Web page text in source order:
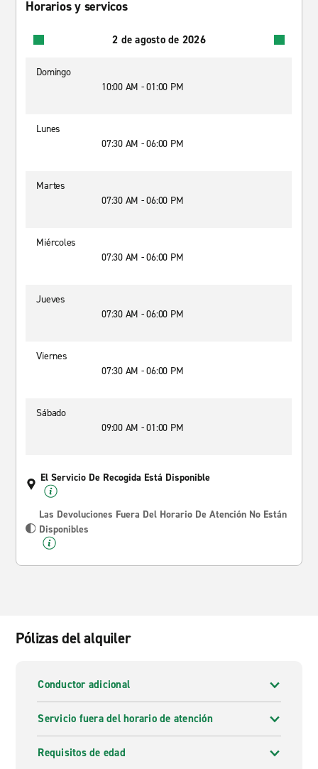
Horarios y servicos
2 de agosto de 2026
Domingo
10:00 AM - 01:00 PM
Lunes
07:30 AM - 06:00 PM
Martes
07:30 AM - 06:00 PM
Miércoles
07:30 AM - 06:00 PM
Jueves
07:30 AM - 06:00 PM
Viernes
07:30 AM - 06:00 PM
Sábado
09:00 AM - 01:00 PM
El Servicio De Recogida Está Disponible
Las Devoluciones Fuera Del Horario De Atención No Están
Disponibles
Pólizas del alquiler
Conductor adicional
Servicio fuera del horario de atención
Requisitos de edad